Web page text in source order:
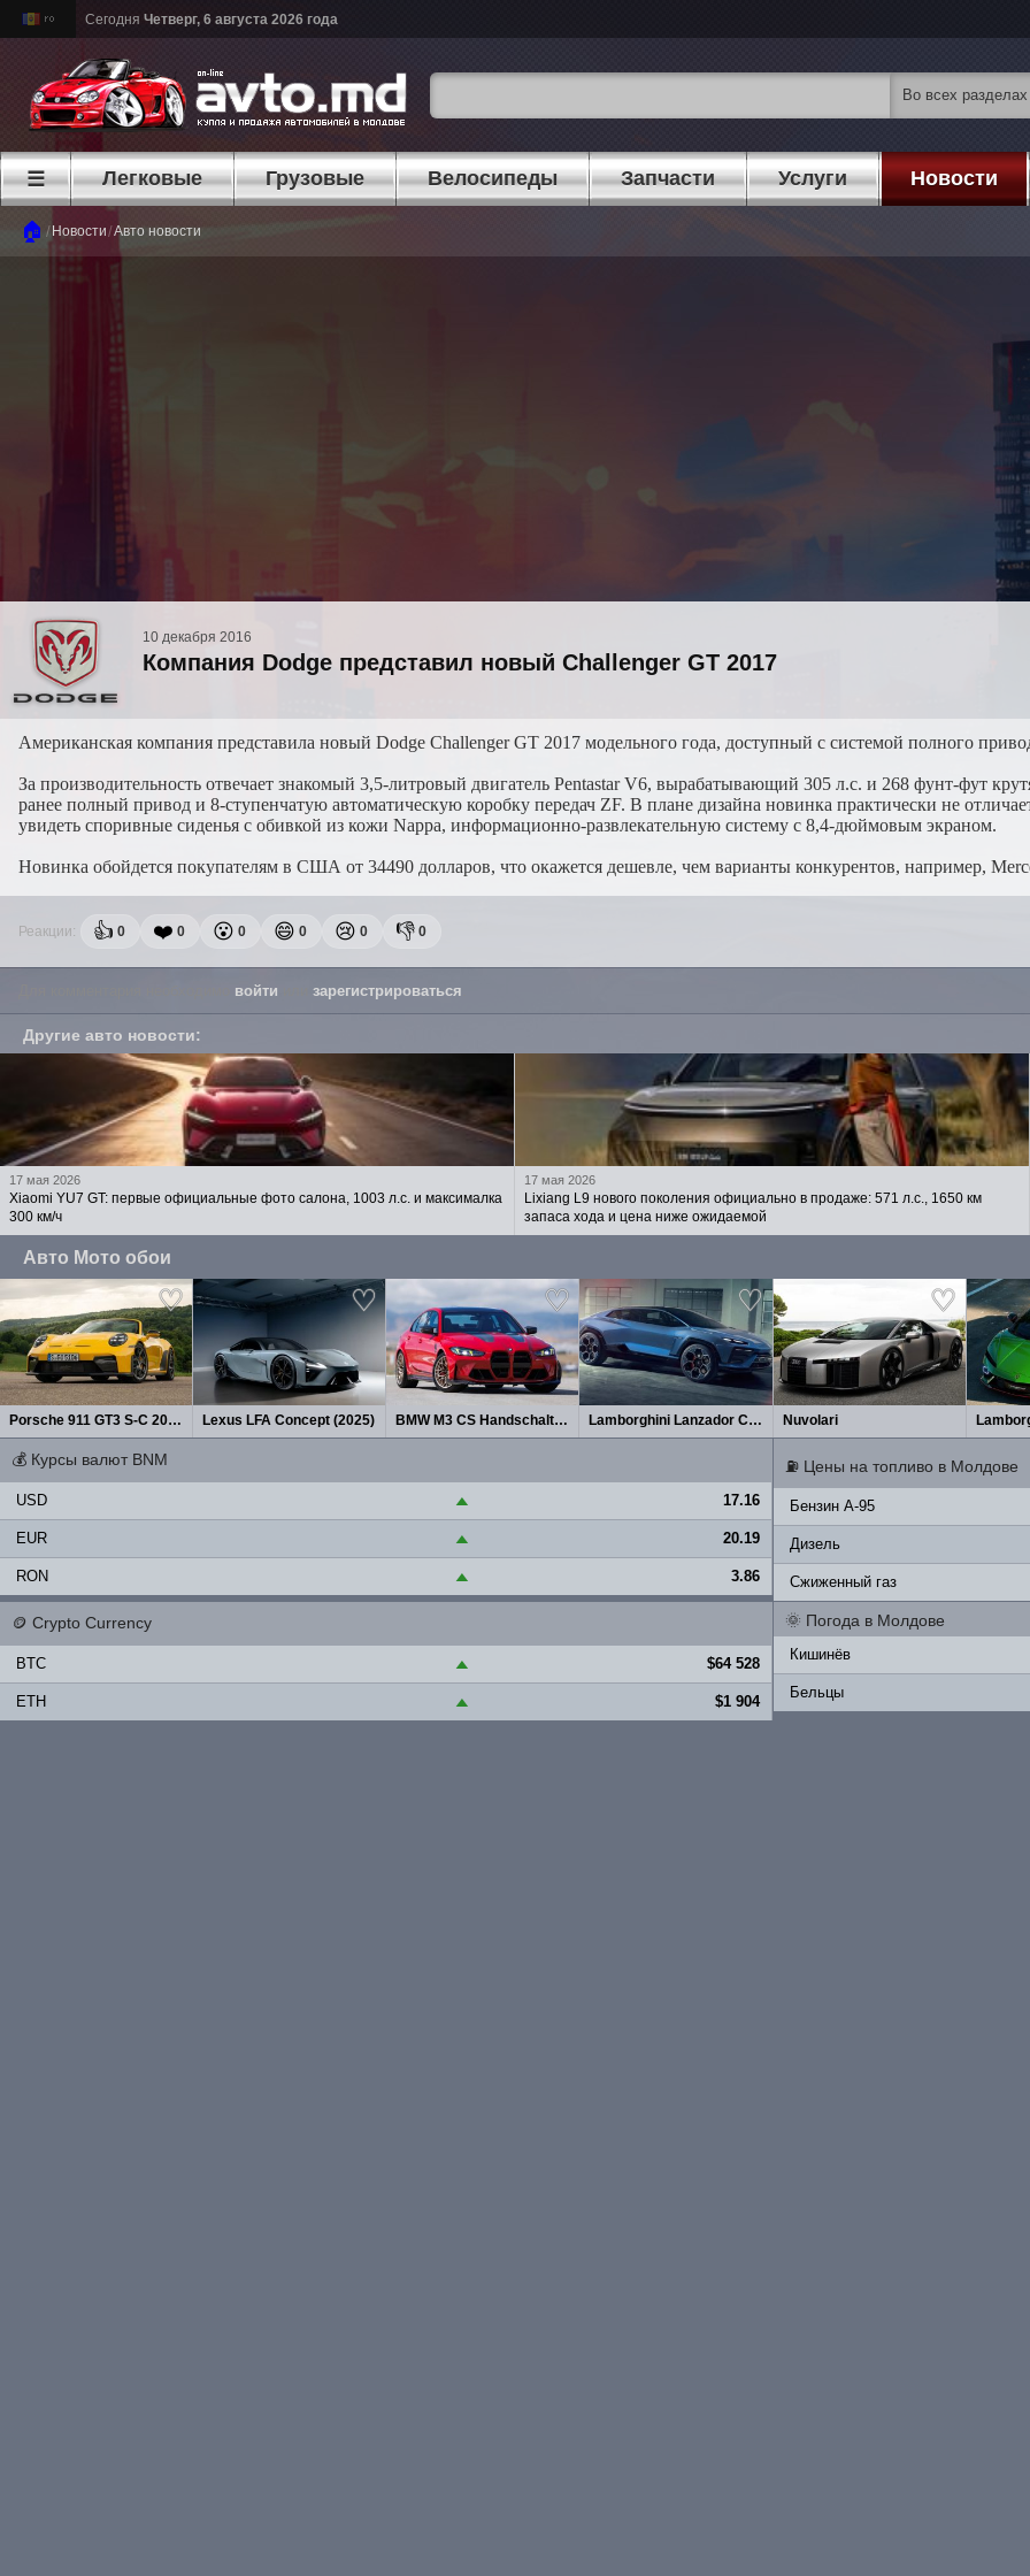
Сегодня Четверг, 6 августа 2026 года
☰ Легковые Грузовые Велосипеды Запчасти Услуги Новости
🏠 / Новости/Авто новости
10 декабря 2016
Компания Dodge представил новый Challenger GT 2017
Американская компания представила новый Dodge Challenger GT 2017 модельного года, доступный с системой полного
За производительность отвечает знакомый 3,5-литровый двигатель Pentastar V6, вырабатывающий 305 л.с. и 268 фунт-фут
ранее полный привод и 8-ступенчатую автоматическую коробку передач ZF. В плане дизайна новинка практически не
увидеть споривные сиденья с обивкой из кожи Nappa, информационно-развлекательную систему с 8,4-дюймовым экраном.
Новинка обойдется покупателям в США от 34490 долларов, что окажется дешевле, чем варианты конкурентов, например,
Реакции: 👍 0 ❤️ 0 😮 0 😄 0 😢 0 👎 0
войти зарегистрироваться
Другие авто новости:
17 мая 2026
Xiaomi YU7 GT: первые официальные фото салона, 1003 л.с. и максималка
300 км/ч
17 мая 2026
Lixiang L9 нового поколения официально в продаже: 571 л.с., 1650 км
запаса хода и цена ниже ожидаемой
Авто Мото обои
Porsche 911 GT3 S-C 2027 Lexus LFA Concept (2025) BMW M3 CS Handschalter (2027) Lamborghini Lanzador Concept 2026 Nuvolari
💰 Курсы валют BNM
USD ▲ 17.16
EUR ▲ 20.19
RON ▲ 3.86
⛽ Цены на топливо в Молдове
Бензин A-95
Дизель
Сжиженный газ
🪙 Crypto Currency
BTC ▲ $64 528
ETH ▲ $1 904
🌞 Погода в Молдове
Кишинёв
Бельцы